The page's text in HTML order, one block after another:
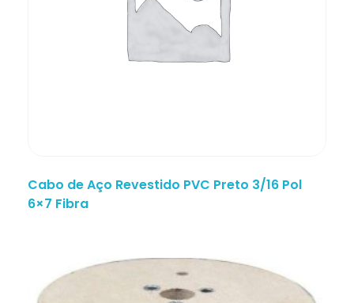
Cabo de Aço Revestido PVC Preto 3/16 Pol
6×7 Fibra